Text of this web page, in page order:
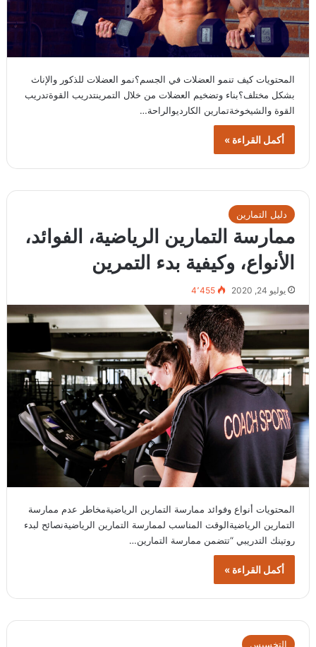
المحتويات كيف تنمو العضلات في الجسم؟نمو العضلات للذكور والإناث
بشكل مختلف؟بناء وتضخيم العضلات من خلال التمرينتدريب القوةتدريب
القوة والشيخوخةتمارين الكارديوالراحة…
أكمل القراءة »
دليل التمارين
ممارسة التمارين الرياضية، الفوائد،
الأنواع، وكيفية بدء التمرين
يوليو 24, 2020 4٬455
المحتويات أنواع وفوائد ممارسة التمارين الرياضيةمخاطر عدم ممارسة
التمارين الرياضيةالوقت المناسب لممارسة التمارين الرياضيةنصائح لبدء
روتينك التدريبي “تتضمن ممارسة التمارين…
أكمل القراءة »
التخسيس